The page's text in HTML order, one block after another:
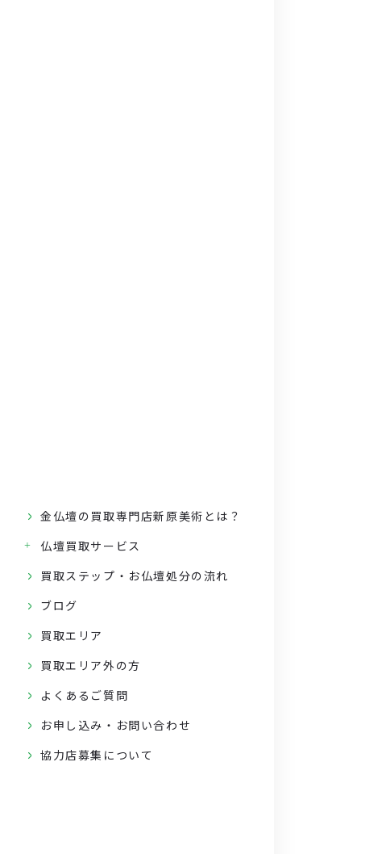
金仏壇の買取専門店新原美術とは？
仏壇買取サービス
買取ステップ・お仏壇処分の流れ
ブログ
買取エリア
買取エリア外の方
よくあるご質問
お申し込み・お問い合わせ
協力店募集について